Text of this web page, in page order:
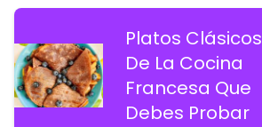
Platos Clásicos
De La Cocina
Francesa Que
Debes Probar